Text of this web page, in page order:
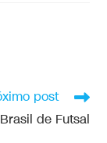
post
de Futsal